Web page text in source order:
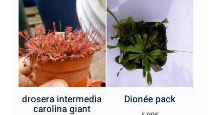
drosera intermedia
carolina giant
Dionée pack